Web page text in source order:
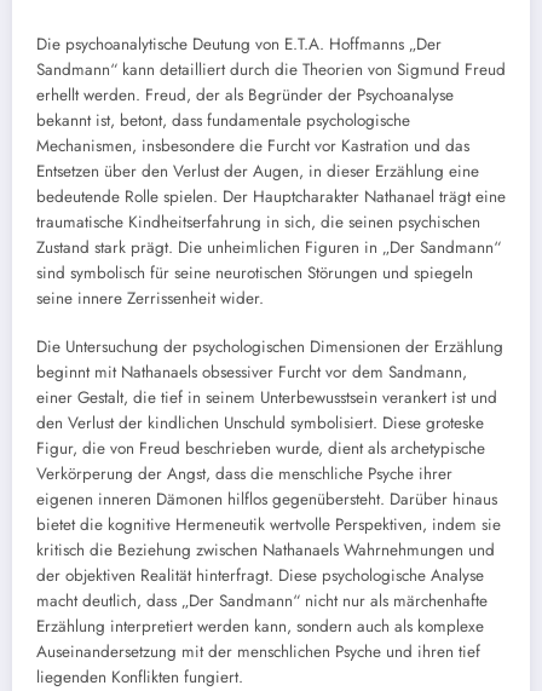
Die psychoanalytische Deutung von E.T.A. Hoffmanns „Der
Sandmann“ kann detailliert durch die Theorien von Sigmund Freud
erhellt werden. Freud, der als Begründer der Psychoanalyse
bekannt ist, betont, dass fundamentale psychologische
Mechanismen, insbesondere die Furcht vor Kastration und das
Entsetzen über den Verlust der Augen, in dieser Erzählung eine
bedeutende Rolle spielen. Der Hauptcharakter Nathanael trägt eine
traumatische Kindheitserfahrung in sich, die seinen psychischen
Zustand stark prägt. Die unheimlichen Figuren in „Der Sandmann“
sind symbolisch für seine neurotischen Störungen und spiegeln
seine innere Zerrissenheit wider.
Die Untersuchung der psychologischen Dimensionen der Erzählung
beginnt mit Nathanaels obsessiver Furcht vor dem Sandmann,
einer Gestalt, die tief in seinem Unterbewusstsein verankert ist und
den Verlust der kindlichen Unschuld symbolisiert. Diese groteske
Figur, die von Freud beschrieben wurde, dient als archetypische
Verkörperung der Angst, dass die menschliche Psyche ihrer
eigenen inneren Dämonen hilflos gegenübersteht. Darüber hinaus
bietet die kognitive Hermeneutik wertvolle Perspektiven, indem sie
kritisch die Beziehung zwischen Nathanaels Wahrnehmungen und
der objektiven Realität hinterfragt. Diese psychologische Analyse
macht deutlich, dass „Der Sandmann“ nicht nur als märchenhafte
Erzählung interpretiert werden kann, sondern auch als komplexe
Auseinandersetzung mit der menschlichen Psyche und ihren tief
liegenden Konflikten fungiert.